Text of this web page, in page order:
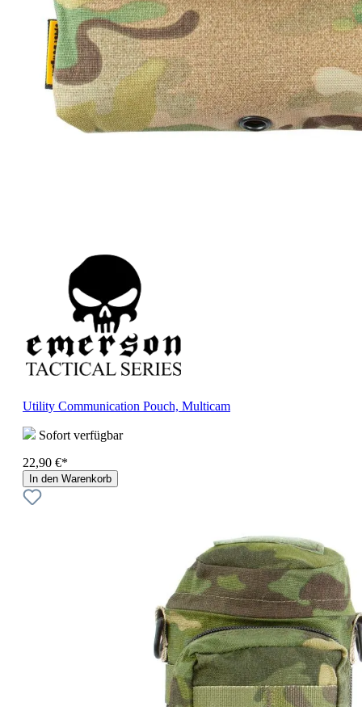
Utility Communication Pouch, Multicam
Sofort verfügbar
22,90 €*
In den Warenkorb